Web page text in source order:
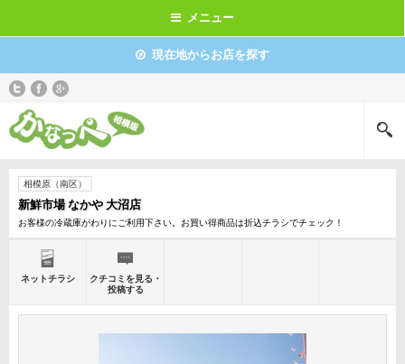
メニュー
現在地からお店を探す
相模原（南区）
新鮮市場 なかや 大沼店
お客様の冷蔵庫がわりにご利用下さい。お買い得商品は折込チラシでチェック！
ネットチラシ
クチコミを見る・
投稿する